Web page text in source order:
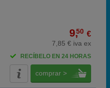
9,50 €
7,85 € iva ex
RECÍBELO EN 24 HORAS
comprar >